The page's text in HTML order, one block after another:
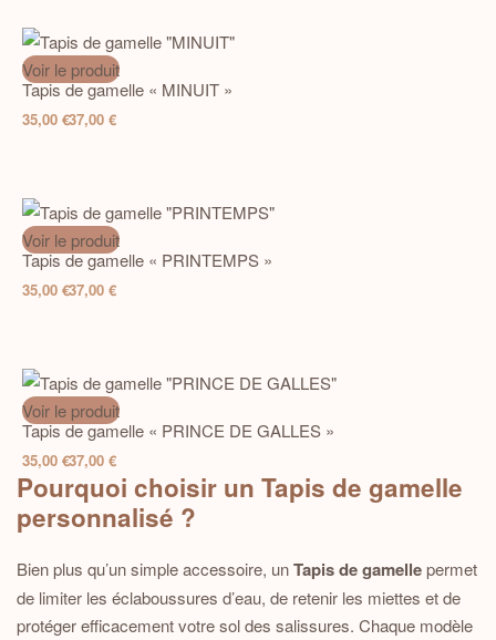
Voir le produit
Tapis de gamelle « MINUIT »
35,00 €37,00€
Voir le produit
Tapis de gamelle « PRINTEMPS »
35,00 €37,00€
Voir le produit
Tapis de gamelle « PRINCE DE GALLES »
35,00 €37,00€
Pourquoi choisir un Tapis de gamelle
personnalisé ?
Bien plus qu’un simple accessoire, unTapis de gamellepermet
de limiter les éclaboussures d’eau, de retenir les miettes et de
protéger efficacement votre sol des salissures. Chaque modèle